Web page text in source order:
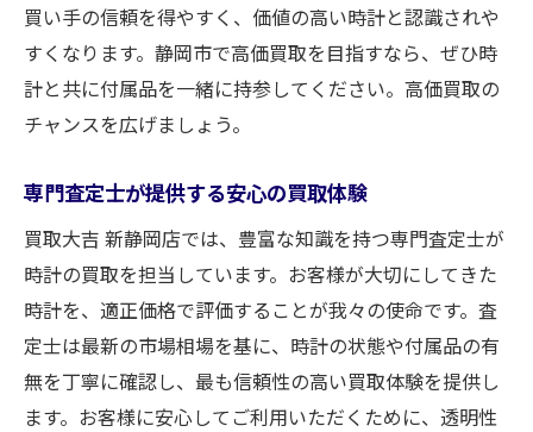
買い手の信頼を得やすく、価値の高い時計と認識されや
すくなります。静岡市で高価買取を目指すなら、ぜひ時
計と共に付属品を一緒に持参してください。高価買取の
チャンスを広げましょう。
専門査定士が提供する安心の買取体験
買取大吉 新静岡店では、豊富な知識を持つ専門査定士が
時計の買取を担当しています。お客様が大切にしてきた
時計を、適正価格で評価することが我々の使命です。査
定士は最新の市場相場を基に、時計の状態や付属品の有
無を丁寧に確認し、最も信頼性の高い買取体験を提供し
ます。お客様に安心してご利用いただくために、透明性